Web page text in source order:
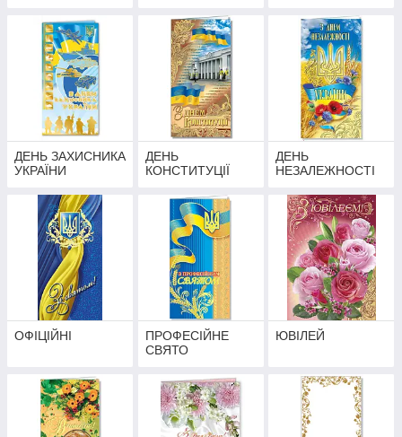
ДЕНЬ ЗАХИСНИКА
УКРАЇНИ
ДЕНЬ
КОНСТИТУЦІЇ
ДЕНЬ
НЕЗАЛЕЖНОСТІ
ОФІЦІЙНІ
ПРОФЕСІЙНЕ
СВЯТО
ЮВІЛЕЙ